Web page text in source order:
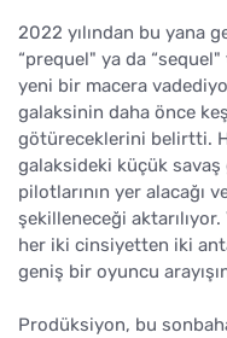
2022 yılından bu yana
“prequel" ya da “sequel"
yeni bir macera
galaksinin daha önce
götüreceklerini belirtti.
galaksideki küçük
pilotlarının yer alacağı
şekilleneceği
her iki cinsiyetten iki
geniş bir oyuncu
Prodüksiyon, bu